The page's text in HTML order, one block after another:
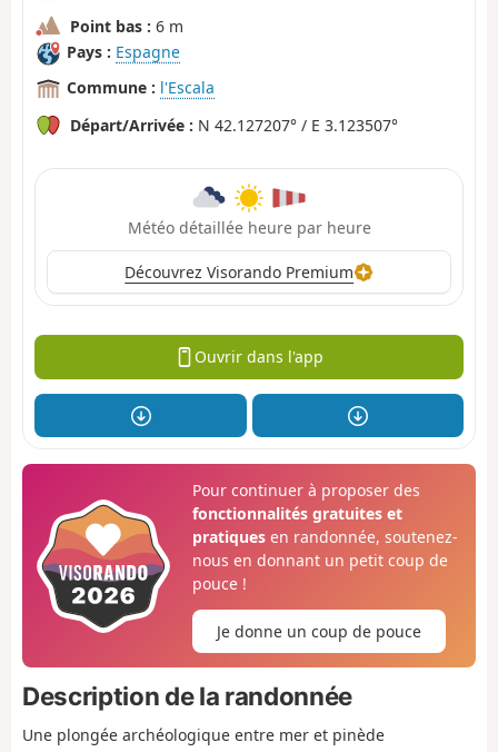
Point bas : 6 m
Pays : Espagne
Commune : l'Escala
Départ/Arrivée : N 42.127207° / E 3.123507°
Météo détaillée heure par heure
Découvrez Visorando Premium
Ouvrir dans l'app
Pour continuer à proposer des
fonctionnalités gratuites et
pratiquesen randonnée, soutenez-
nous en donnant un petit coup de
pouce !
Je donne un coup de pouce
Description de la randonnée
Une plongée archéologique entre mer et pinède